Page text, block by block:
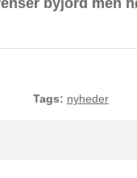
Tags: nyheder